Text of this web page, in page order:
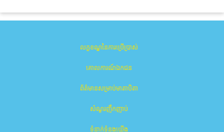
លក្ខខណ្ឌនៃការប្រើប្រាស់
គោលការណ៍ឯកជន
ព័ត៌មានសម្រាប់មាតាបិតា
សំណួរញឹកញាប់
ទំនាក់ទំនងយើង